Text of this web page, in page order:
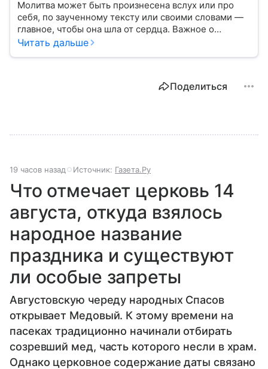
Молитва может быть произнесена вслух или про
себя, по заученному тексту или своими словами —
главное, чтобы она шла от сердца. Важное о
значении молитв — в нашем материале.
Читать дальше
Поделиться
19 часов назад Источник: Газета.Ру
Что отмечает церковь 14
августа, откуда взялось
народное название
праздника и существуют
ли особые запреты
Августовскую череду народных Спасов
открывает Медовый. К этому времени на
пасеках традиционно начинали отбирать
созревший мед, часть которого несли в храм.
Однако церковное содержание даты связано